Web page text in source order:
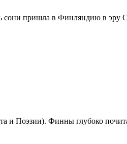
сони пришла в Финляндию в эру
и Поэзии). Финны глубоко